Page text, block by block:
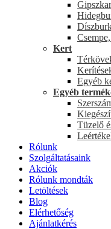
Kert
Egyéb
Egyéb
Tüzelő
Rólunk
Szolgáltatásaink
Akciók
Rólunk mondták
Letöltések
Blog
Elérhetőség
Ajánlatkérés